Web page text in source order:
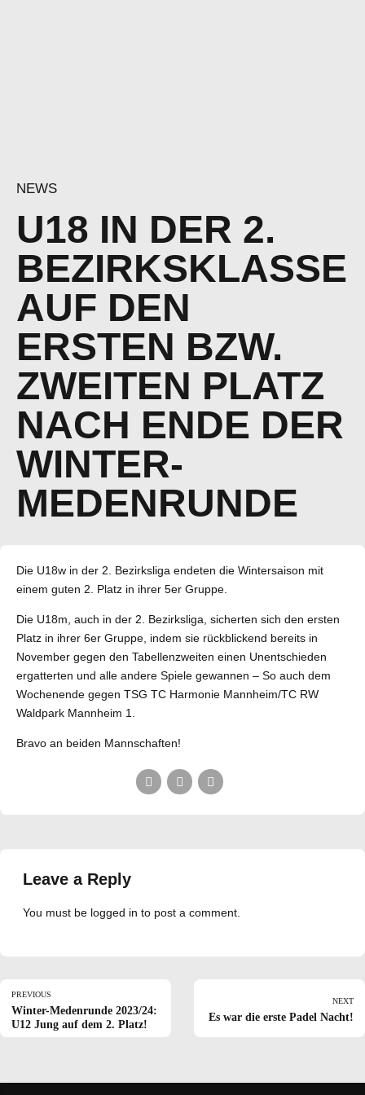
NEWS
U18 IN DER 2.
BEZIRKSKLASSE
AUF DEN
ERSTEN BZW.
ZWEITEN PLATZ
NACH ENDE DER
WINTER-
MEDENRUNDE
Die U18w in der 2. Bezirksliga endeten die Wintersaison mit
einem guten 2. Platz in ihrer 5er Gruppe.
Die U18m, auch in der 2. Bezirksliga, sicherten sich den ersten
Platz in ihrer 6er Gruppe, indem sie rückblickend bereits in
November gegen den Tabellenzweiten einen Unentschieden
ergatterten und alle andere Spiele gewannen – So auch dem
Wochenende gegen TSG TC Harmonie Mannheim/TC RW
Waldpark Mannheim 1.
Bravo an beiden Mannschaften!
Leave a Reply
You must be logged in to post a comment.
PREVIOUS
Winter-Medenrunde 2023/24:
U12 Jung auf dem 2. Platz!
NEXT
Es war die erste Padel Nacht!